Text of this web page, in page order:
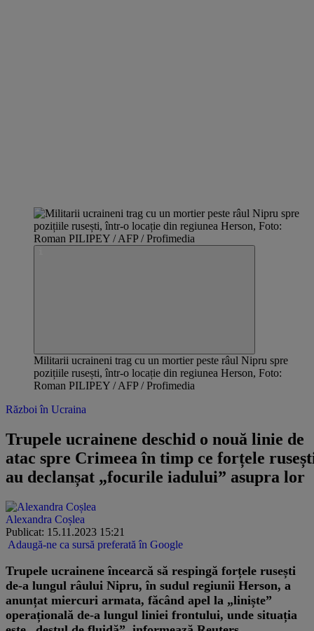
Militarii ucraineni trag cu un mortier peste râul Nipru spre
pozițiile rusești, într-o locație din regiunea Herson, Foto:
Roman PILIPEY / AFP / Profimedia
Război în Ucraina
Trupele ucrainene deschid o nouă linie de
atac spre Crimeea în timp ce forțele
au declanșat „focurile iadului” asupra lor
Alexandra Coșlea
Publicat: 15.11.2023 15:21
Adaugă-ne ca sursă preferată în Google
Trupele ucrainene încearcă să respingă forțele rusești
de-a lungul râului Nipru, în sudul regiunii Herson, a
anunțat miercuri armata, făcând apel la „liniște”
operațională de-a lungul liniei frontului, unde situația